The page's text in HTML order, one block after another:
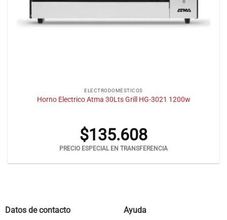
ELECTRODOMÉSTICOS
Horno Electrico Atma 30Lts Grill HG-3021 1200w
$135.608
PRECIO ESPECIAL EN TRANSFERENCIA
Datos de contacto Ayuda